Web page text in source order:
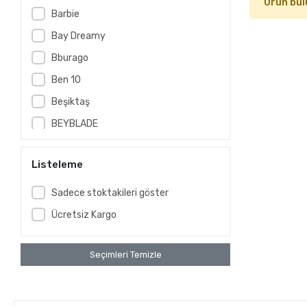
Barbie
Bay Dreamy
Bburago
Ben 10
Beşiktaş
BEYBLADE
CARS
CLEMENTONI
Club Petz Funny
Cry Babies
Listeleme
Sadece stoktakileri göster
Ücretsiz Kargo
Seçimleri Temizle
Ürün